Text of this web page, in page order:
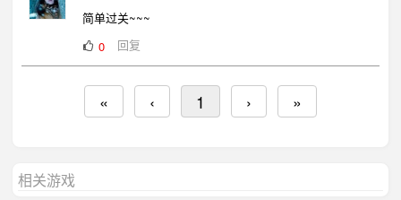
简单过关~~~
0
回复
« ‹ 1 › »
相关游戏